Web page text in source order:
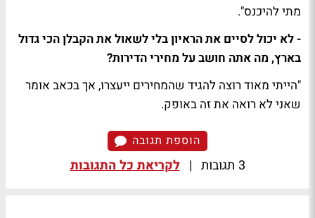
מתי להיכנס".
- לא יכול לסיים את הראיון בלי לשאול את הקבלן הכי גדול
בארץ, מה אתה חושב על מחירי הדירות?
"הייתי מאוד רוצה להגיד שהמחירים ייעצרו, אך בכאב אומר
שאני לא רואה את זה באופק.
הוספת תגובה
3 תגובות | לקריאת כל התגובות